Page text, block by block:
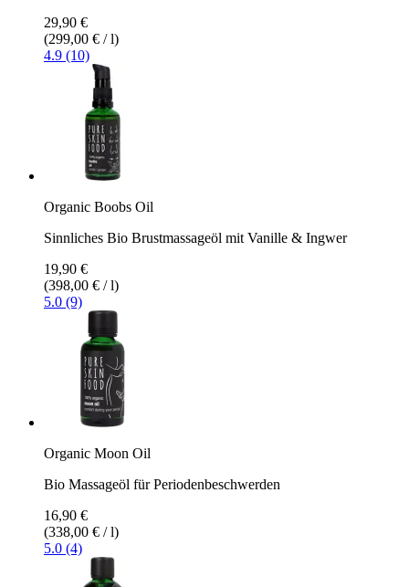
29,90 €
(299,00 € / l)
4.9 (10)
Organic Boobs Oil
Sinnliches Bio Brustmassageöl mit Vanille & Ingwer
19,90 €
(398,00 € / l)
5.0 (9)
Organic Moon Oil
Bio Massageöl für Periodenbeschwerden
16,90 €
(338,00 € / l)
5.0 (4)